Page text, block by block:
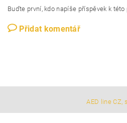
Buďte první, kdo napíše příspěvek k této
Přidat komentář
AED line CZ,